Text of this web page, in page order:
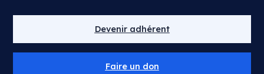
Devenir adhérent
Faire un don